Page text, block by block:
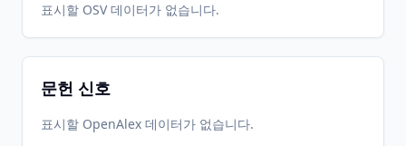
표시할 OSV 데이터가 없습니다.
문헌 신호
표시할 OpenAlex 데이터가 없습니다.